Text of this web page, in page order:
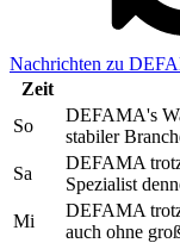
Nachrichten zu
Zeit
So
DEFAMA's
stabiler
Sa
DEFAMA
Spezialist
Mi
DEFAMA
auch ohne